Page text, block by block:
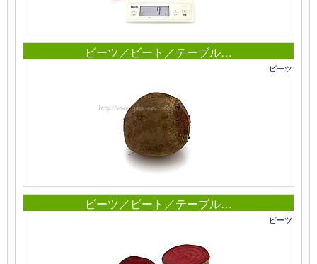
ビーツ／ビート／テーブル…
ビーツ
ビーツ／ビート／テーブル…
ビーツ